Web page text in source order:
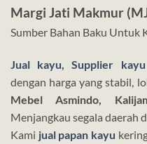
Margi Jati Makmur
Sumber Bahan Baku Untuk
Jual kayu ,Supplier
dengan harga yang stabil,
Mebel Asmindo,
Menjangkau segala daerah
Kami jual papan kayu